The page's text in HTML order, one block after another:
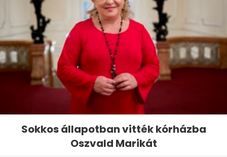
Sokkos állapotban vitték kórházba
Oszvald Marikát